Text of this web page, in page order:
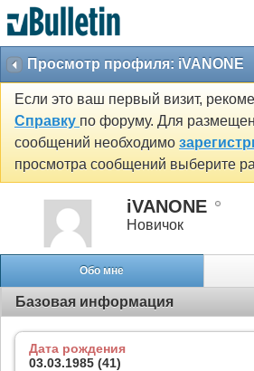
Просмотр профиля: iVANONE
Если это ваш первый визит,
Справку по форуму. Для
сообщений необходимо
просмотра сообщений выберите
iVANONE
Новичок
Обо мне
Базовая информация
Дата рождения
03.03.1985 (41)